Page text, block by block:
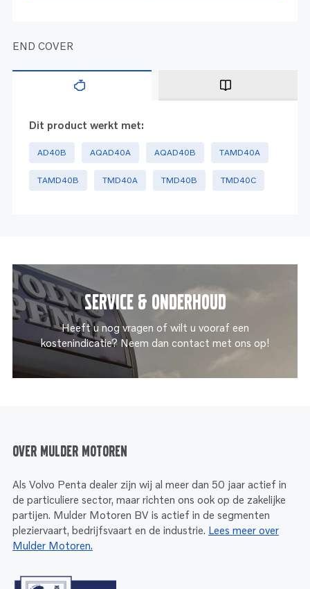
END COVER
Dit product werkt met:
AD40B AQAD40A AQAD40B TAMD40A
TAMD40B TMD40A TMD40B TMD40C
Service & onderhoud
Heeft u nog vragen of wilt u vooraf een
kostenindicatie? Neem dan contact met ons op!
Over Mulder Motoren
Als Volvo Penta dealer zijn wij al meer dan 50 jaar actief in
de particuliere sector, maar richten ons ook op de zakelijke
partijen. Mulder Motoren BV is actief in de segmenten
pleziervaart, bedrijfsvaart en de industrie. Lees meer over
Mulder Motoren.